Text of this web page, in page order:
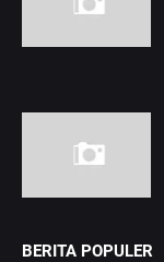
BERITA POPULER